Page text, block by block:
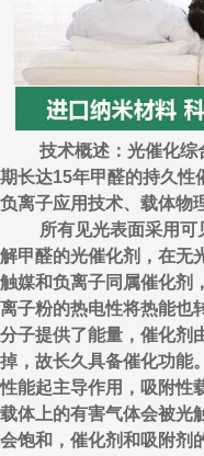
技术概述：光催化综
期长达15年甲醛的持久性
负离子应用技术、载体物
所有见光表面采用可
解甲醛的光催化剂，在无
触媒和负离子同属催化剂
离子粉的热电性将热能也
分子提供了能量，催化剂
掉，故长久具备催化功能
性能起主导作用，吸附性
载体上的有害气体会被光
会饱和，催化剂和吸附剂